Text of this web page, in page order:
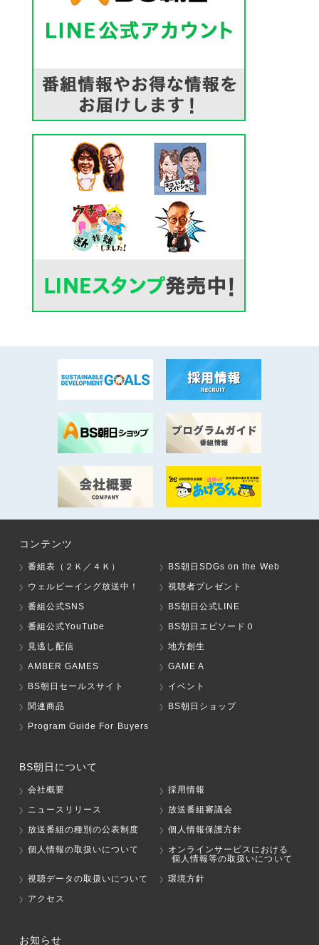
コンテンツ
番組表（２Ｋ／４Ｋ）
BS朝日SDGs on the Web
ウェルビーイング放送中！
視聴者プレゼント
番組公式SNS
BS朝日公式LINE
番組公式YouTube
BS朝日エピソード０
見逃し配信
地方創生
AMBER GAMES
GAME A
BS朝日セールスサイト
イベント
関連商品
BS朝日ショップ
Program Guide For Buyers
BS朝日について
会社概要
採用情報
ニュースリリース
放送番組審議会
放送番組の種別の公表制度
個人情報保護方針
個人情報の取扱いについて
オンラインサービスにおける
個人情報等の取扱いについて
視聴データの取扱いについて
環境方針
アクセス
お知らせ